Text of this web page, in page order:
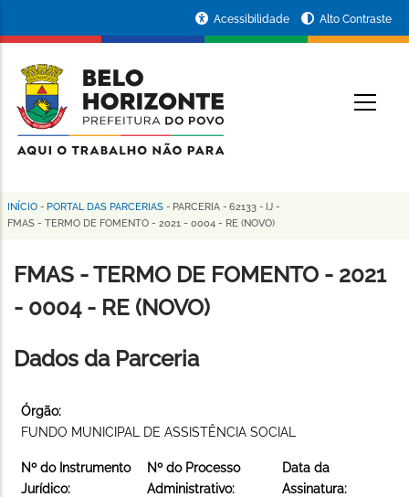
conteúdo
principal
da
Prefeitura
de
Horizonte
Acessibilidade Alto Contraste
Trilha
navegação
INÍCIO - PORTAL DAS PARCERIAS - PARCERIA - 62133 - IJ -
FMAS - TERMO DE FOMENTO - 2021 - 0004 - RE (NOVO)
FMAS - TERMO DE FOMENTO - 2021
- 0004 - RE (NOVO)
Dados da Parceria
Órgão:
FUNDO MUNICIPAL DE ASSISTÊNCIA SOCIAL
Nº do Instrumento
Jurídico:
Nº do Processo
Administrativo:
Data da
Assinatura: